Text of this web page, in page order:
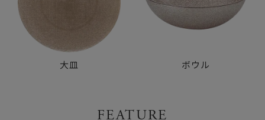
大皿 ボウル
FEATURE